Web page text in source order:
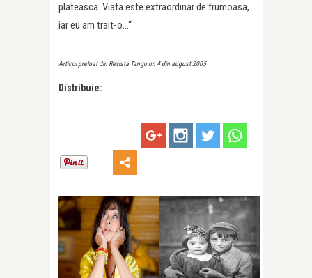
plateasca. Viata este extraordinar de frumoasa,
iar eu am trait-o…“
Articol preluat din Revista Tango nr. 4 din august 2005
Distribuie: